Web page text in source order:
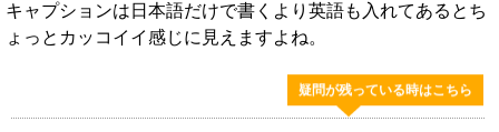
キャプションは日本語だけで書くより英語も入れてあるとち
ょっとカッコイイ感じに見えますよね。
疑問が残っている時はこちら